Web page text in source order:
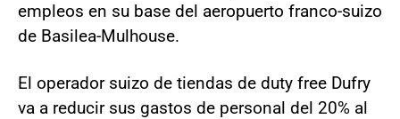
empleos en su base del aeropuerto franco-suizo
de Basilea-Mulhouse.
El operador suizo de tiendas de duty free Dufry
va a reducir sus gastos de personal del 20% al